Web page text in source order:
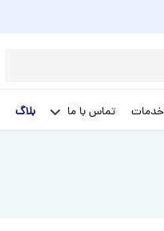
خدمات تماس با ما بلاگ